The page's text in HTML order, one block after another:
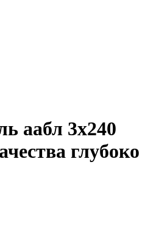
аабл 3х240
глубоко